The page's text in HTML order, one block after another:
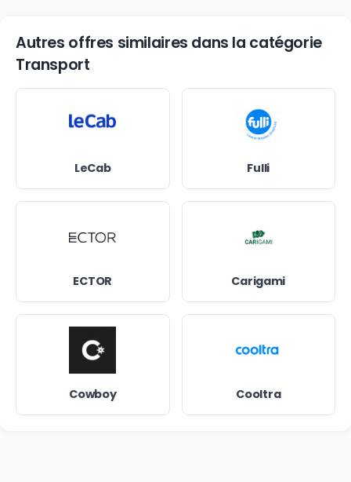
Autres offres similaires dans la catégorie
Transport
LeCab Fulli
ECTOR Carigami
Cowboy Cooltra